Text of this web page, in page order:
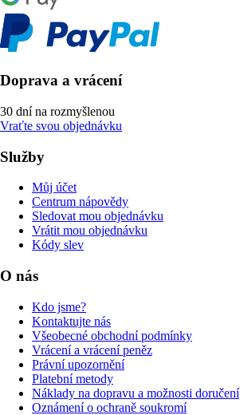
Doprava a vrácení
30 dní na rozmyšlenou
Vraťte svou objednávku
Služby
Můj účet
Centrum nápovědy
Sledovat mou objednávku
Vrátit mou objednávku
Kódy slev
O nás
Kdo jsme?
Kontaktujte nás
Všeobecné obchodní podmínky
Vrácení a vrácení peněz
Právní upozornění
Platební metody
Náklady na dopravu a možnosti doručení
Oznámení o ochraně soukromí